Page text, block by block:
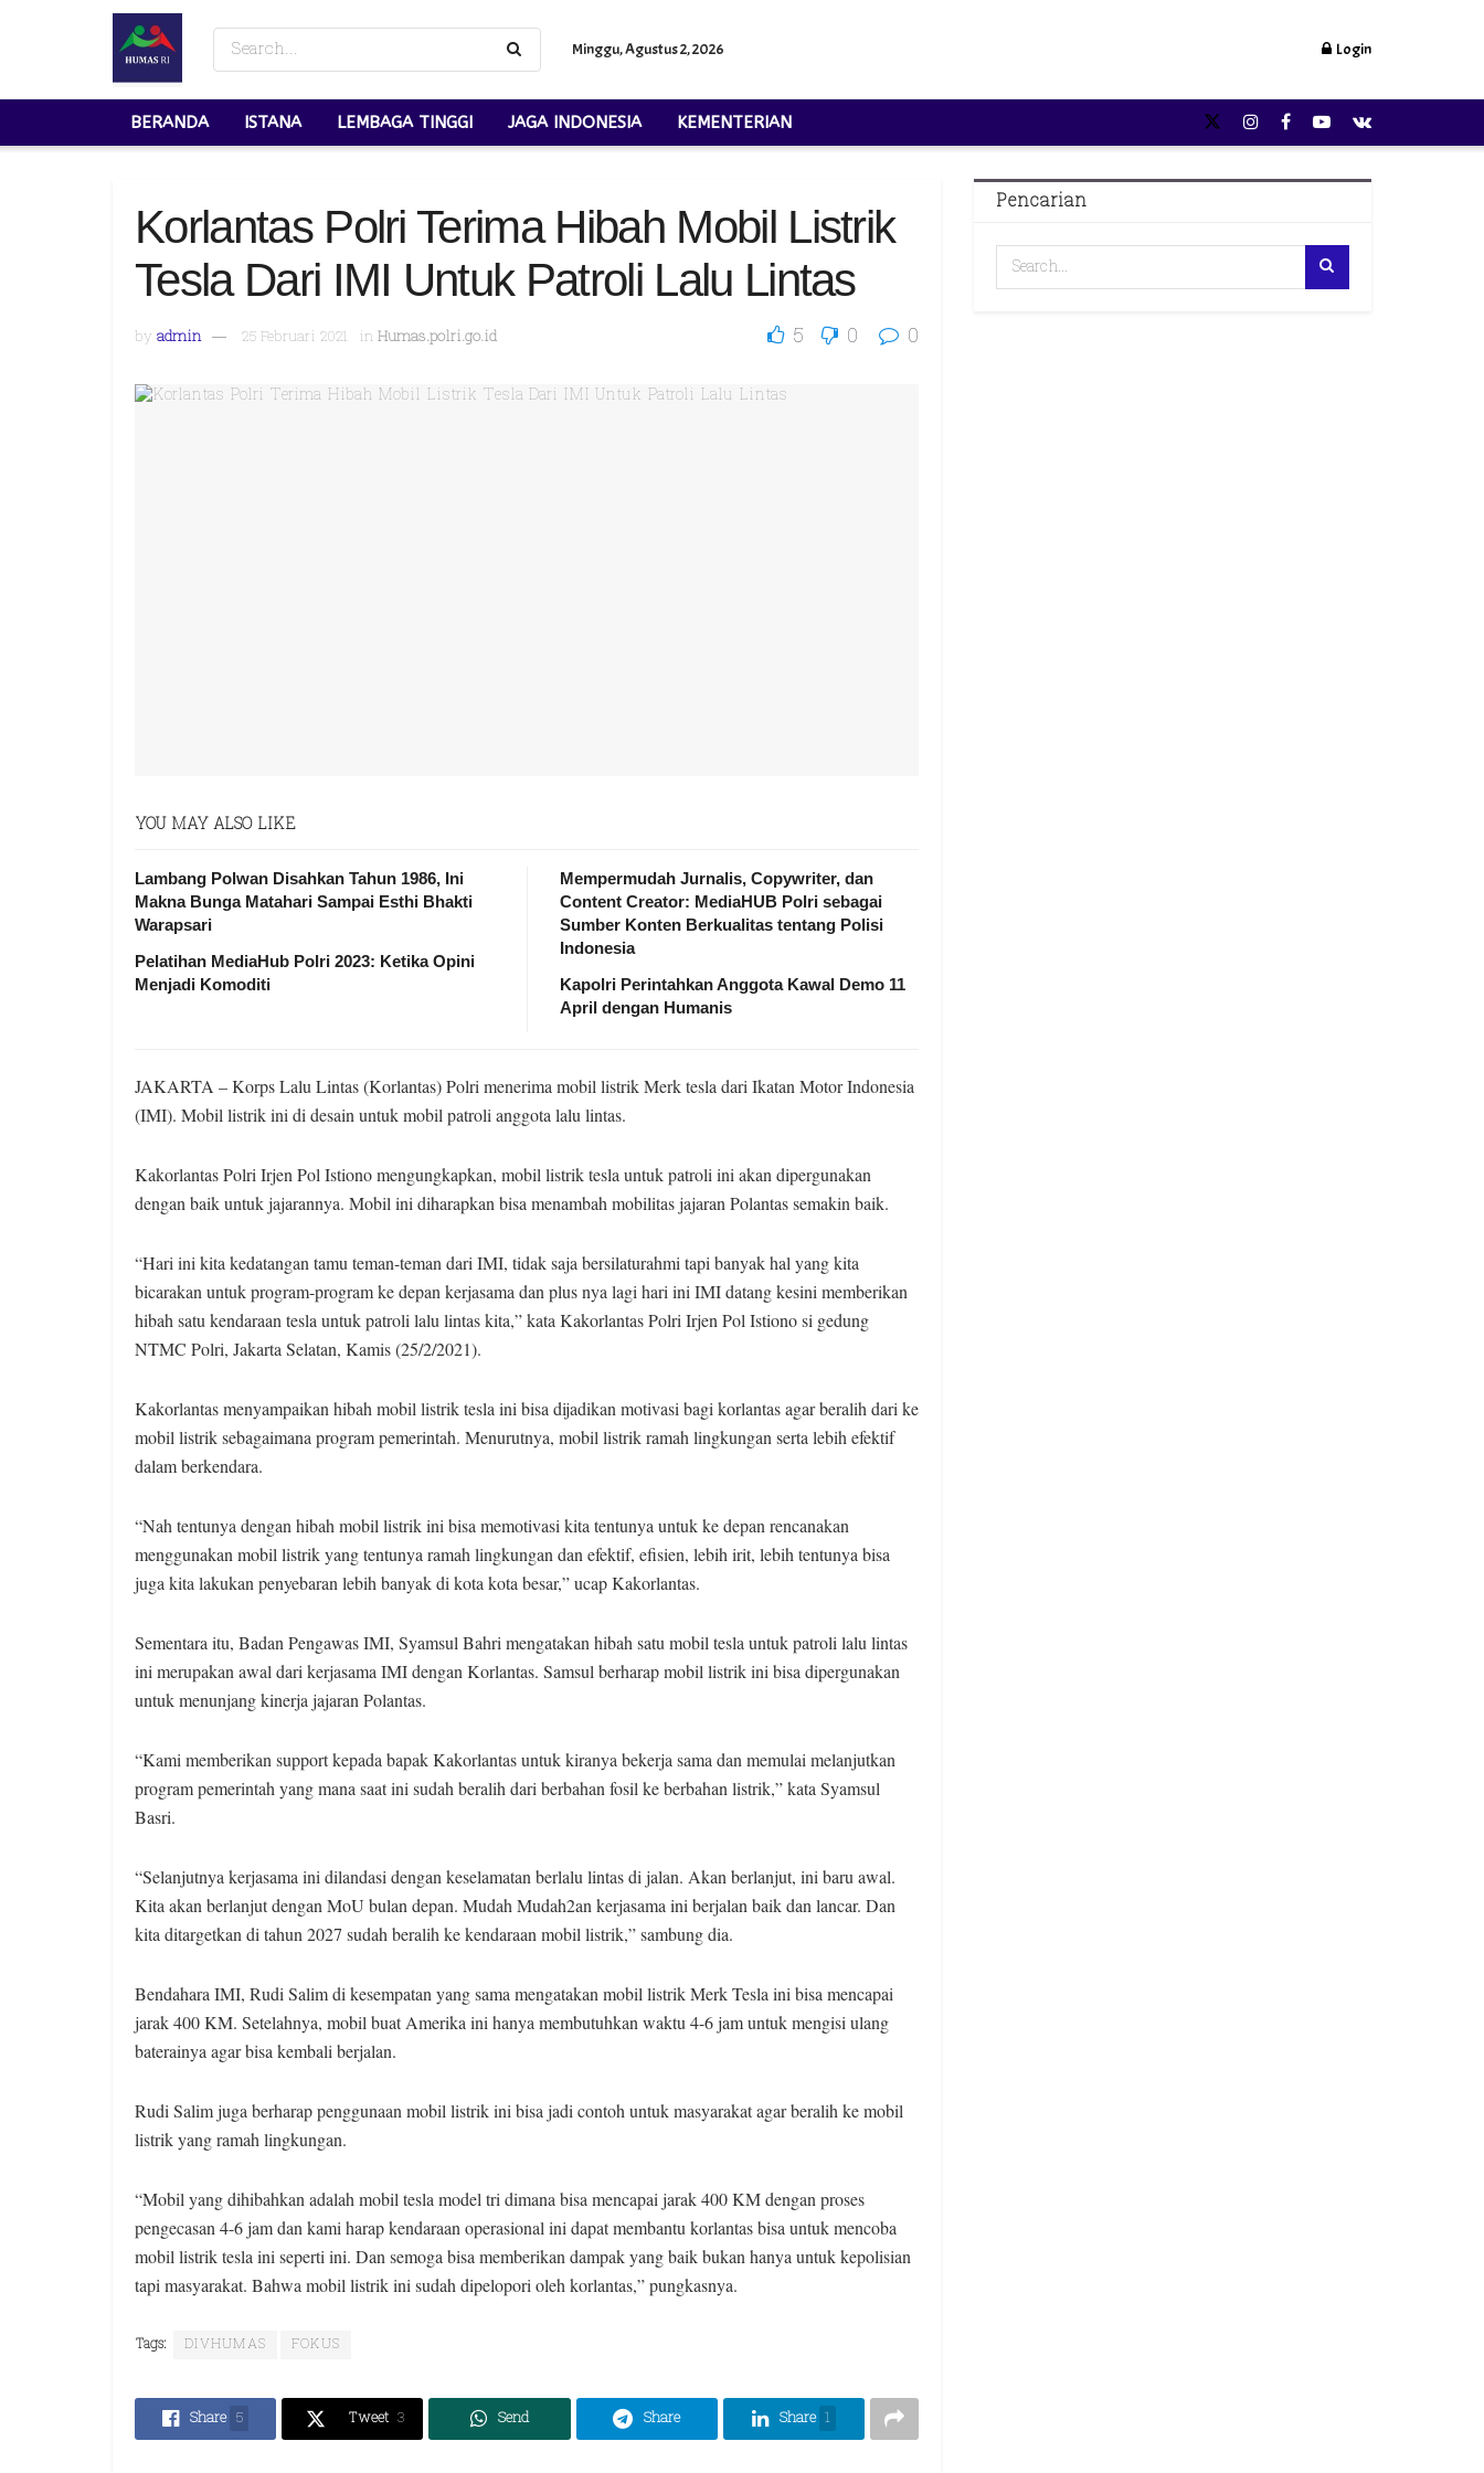
Minggu, Agustus 2, 2026 Login
BERANDA ISTANA LEMBAGA TINGGI JAGA INDONESIA KEMENTERIAN
Korlantas Polri Terima Hibah Mobil Listrik
Tesla Dari IMI Untuk Patroli Lalu Lintas
by admin 25 Februari 2021 in Humas.polri.go.id 5 0 0
YOU MAY ALSO LIKE
Lambang Polwan Disahkan Tahun 1986, Ini
Makna Bunga Matahari Sampai Esthi Bhakti
Warapsari
Pelatihan MediaHub Polri 2023: Ketika Opini
Menjadi Komoditi
Mempermudah Jurnalis, Copywriter, dan
Content Creator: MediaHUB Polri sebagai
Sumber Konten Berkualitas tentang Polisi
Indonesia
Kapolri Perintahkan Anggota Kawal Demo 11
April dengan Humanis
JAKARTA – Korps Lalu Lintas (Korlantas) Polri menerima mobil listrik Merk tesla dari Ikatan Motor Indonesia
(IMI). Mobil listrik ini di desain untuk mobil patroli anggota lalu lintas.
Kakorlantas Polri Irjen Pol Istiono mengungkapkan, mobil listrik tesla untuk patroli ini akan dipergunakan
dengan baik untuk jajarannya. Mobil ini diharapkan bisa menambah mobilitas jajaran Polantas semakin baik.
“Hari ini kita kedatangan tamu teman-teman dari IMI, tidak saja bersilaturahmi tapi banyak hal yang kita
bicarakan untuk program-program ke depan kerjasama dan plus nya lagi hari ini IMI datang kesini memberikan
hibah satu kendaraan tesla untuk patroli lalu lintas kita,” kata Kakorlantas Polri Irjen Pol Istiono si gedung
NTMC Polri, Jakarta Selatan, Kamis (25/2/2021).
Kakorlantas menyampaikan hibah mobil listrik tesla ini bisa dijadikan motivasi bagi korlantas agar beralih dari ke
mobil listrik sebagaimana program pemerintah. Menurutnya, mobil listrik ramah lingkungan serta lebih efektif
dalam berkendara.
“Nah tentunya dengan hibah mobil listrik ini bisa memotivasi kita tentunya untuk ke depan rencanakan
menggunakan mobil listrik yang tentunya ramah lingkungan dan efektif, efisien, lebih irit, lebih tentunya bisa
juga kita lakukan penyebaran lebih banyak di kota kota besar,” ucap Kakorlantas.
Sementara itu, Badan Pengawas IMI, Syamsul Bahri mengatakan hibah satu mobil tesla untuk patroli lalu lintas
ini merupakan awal dari kerjasama IMI dengan Korlantas. Samsul berharap mobil listrik ini bisa dipergunakan
untuk menunjang kinerja jajaran Polantas.
“Kami memberikan support kepada bapak Kakorlantas untuk kiranya bekerja sama dan memulai melanjutkan
program pemerintah yang mana saat ini sudah beralih dari berbahan fosil ke berbahan listrik,” kata Syamsul
Basri.
“Selanjutnya kerjasama ini dilandasi dengan keselamatan berlalu lintas di jalan. Akan berlanjut, ini baru awal.
Kita akan berlanjut dengan MoU bulan depan. Mudah Mudah2an kerjasama ini berjalan baik dan lancar. Dan
kita ditargetkan di tahun 2027 sudah beralih ke kendaraan mobil listrik,” sambung dia.
Bendahara IMI, Rudi Salim di kesempatan yang sama mengatakan mobil listrik Merk Tesla ini bisa mencapai
jarak 400 KM. Setelahnya, mobil buat Amerika ini hanya membutuhkan waktu 4-6 jam untuk mengisi ulang
baterainya agar bisa kembali berjalan.
Rudi Salim juga berharap penggunaan mobil listrik ini bisa jadi contoh untuk masyarakat agar beralih ke mobil
listrik yang ramah lingkungan.
“Mobil yang dihibahkan adalah mobil tesla model tri dimana bisa mencapai jarak 400 KM dengan proses
pengecasan 4-6 jam dan kami harap kendaraan operasional ini dapat membantu korlantas bisa untuk mencoba
mobil listrik tesla ini seperti ini. Dan semoga bisa memberikan dampak yang baik bukan hanya untuk kepolisian
tapi masyarakat. Bahwa mobil listrik ini sudah dipelopori oleh korlantas,” pungkasnya.
Tags: DIVHUMAS FOKUS
Share 5 Tweet 3 Send Share Share 1
Pencarian